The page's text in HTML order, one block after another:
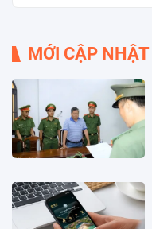
MỚI CẬP NHẬT